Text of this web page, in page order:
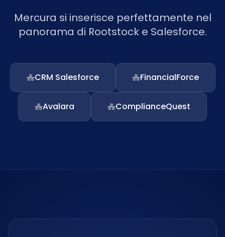
Mercura si inserisce perfettamente nel
panorama di Rootstock e Salesforce.
CRM Salesforce FinancialForce
Avalara ComplianceQuest